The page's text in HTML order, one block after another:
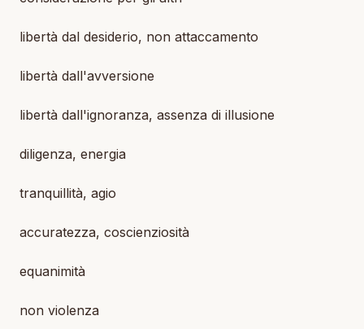
libertà dal desiderio, non attaccamento
libertà dall'avversione
libertà dall'ignoranza, assenza di illusione
diligenza, energia
tranquillità, agio
accuratezza, coscienziosità
equanimità
non violenza